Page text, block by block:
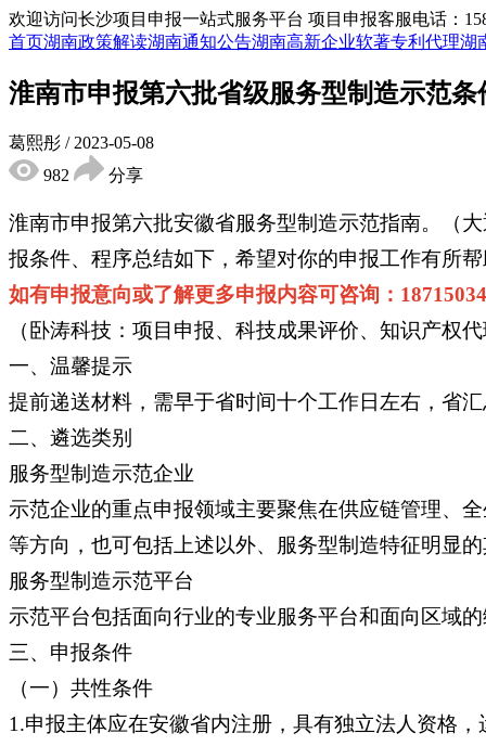
欢迎访问长沙项目申报一站式服务平台 项目申报客服电话：
首页湖南政策解读湖南通知公告湖南高新企业软著专利代理湖
淮南市申报第六批省级服务型制造示范
葛熙彤 / 2023-05-08
982
分享
淮南市申报第六批安徽省服务型制造示范指南。（
报条件、程序总结如下，希望对你的申报工作有所
如有申报意向或了解更多申报内容可咨询：
（卧涛科技：项目申报、科技成果评价、知识产权
一、温馨提示
提前递送材料，需早于省时间十个工作日左右，省
二、遴选类别
服务型制造示范企业
示范企业的重点申报领域主要聚焦在供应链管理、
等方向，也可包括上述以外、服务型制造特征明显
服务型制造示范平台
示范平台包括面向行业的专业服务平台和面向区域
三、申报条件
（一）共性条件
1.申报主体应在安徽省内注册，具有独立法人资格